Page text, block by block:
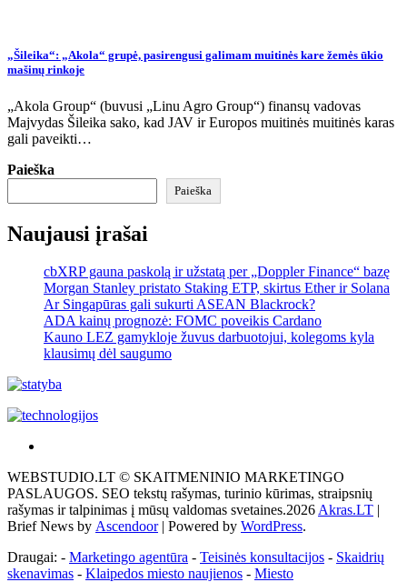
„Šileika“: „Akola“ grupė, pasirengusi galimam muitinės kare žemės ūkio
mašinų rinkoje
„Akola Group“ (buvusi „Linu Agro Group“) finansų vadovas
Majvydas Šileika sako, kad JAV ir Europos muitinės muitinės karas
gali paveikti…
Paieška
Paieška
Naujausi įrašai
cbXRP gauna paskolą ir užstatą per „Doppler Finance“ bazę
Morgan Stanley pristato Staking ETP, skirtus Ether ir Solana
Ar Singapūras gali sukurti ASEAN Blackrock?
ADA kainų prognozė: FOMC poveikis Cardano
Kauno LEZ gamykloje žuvus darbuotojui, kolegoms kyla
klausimų dėl saugumo
tai
žemės
ploto
matavimo
Pagrindinis
WEBSTUDIO.LT © SKAITMENINIO MARKETINGO
PASLAUGOS. SEO tekstų rašymas, turinio kūrimas, straipsnių
rašymas ir talpinimas į mūsų valdomas svetaines.2026Akras.LT
Brief News by Ascendoor| Powered by WordPress.
Draugai: - Marketingo agentūra - Teisinės konsultacijos - Skaidrių
skenavimas - Klaipedos miesto naujienos - Miesto